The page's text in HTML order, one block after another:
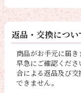
返品・交換につい
商品がお手元に届
早急にご確認くだ
合による返品及び
できません。